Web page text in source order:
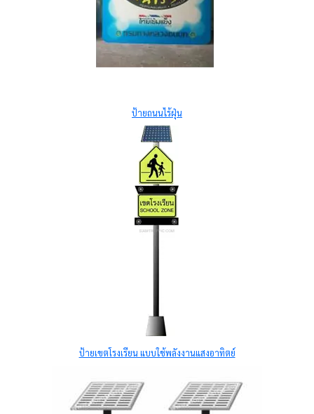
ป้ายถนนไร้ฝุ่น
ป้ายเขตโรงเรียน แบบใช้พลังงานแสงอาทิตย์